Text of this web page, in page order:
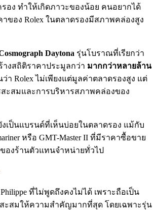
อง ทำให้เกิดภาวะของน้อย คนอยากได้
ของ Rolex ในตลาดรองมีสภาพคล่องสูง
Daytona รุ่นโบราณที่เรียกว่า
ร้างสถิติราคาประมูลกว่า มากกว่าหลายล้าน
า Rolex ไม่เพียงแต่มูลค่าตลาดรองสูง แต่
ะสมและการบริหารสภาพคล่องของ
งเป็นแบรนด์ที่เห็นบ่อยในตลาดรอง แม้กับ
หรือ GMT-Master II ที่มีราคาซื้อขาย
องร้านตัวแทนจำหน่ายทั่วไป
ที่ไม่พูดถึงคงไม่ได้ เพราะถือเป็น
ะสมให้ความสำคัญมากที่สุด โดยเฉพาะรุ่น